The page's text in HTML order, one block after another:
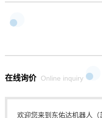
在线询价 Online inquiry
欢迎您来到东佑达机器人